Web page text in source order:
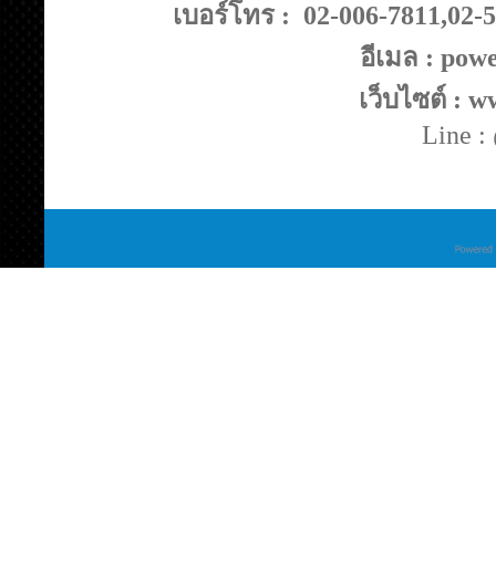
เบอร์โทร : 02-006-
อีเมล :
เว็บไซต์ :
Line :